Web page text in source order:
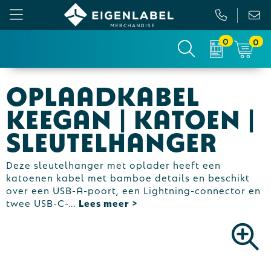
Gezichtsmaskers en mondkapjes
Werkkleding
Sportkleding & Teamwear
T-Shirts
Sweaters
Vesten
Relatiepakketten
Tassen
Anti-stress
Bidons en Sportflessen
Elektronica, Gadgets en USB
Feestartikelen
Custom made picknickkleed
Custom made sokken
Sportkratten & bidons
Custom-made paraplu
Custom-made hesjes
Custom-made onderzetters
Binnenreclame
Buitenreclame
Vlaggen
Beurs & Presentatie
Drukwerk
0 0
Oplaadkabel
Keegan | Katoen |
Sleutelhanger
Deze sleutelhanger met oplader heeft een
katoenen kabel met bamboe details en beschikt
over een USB-A-poort, een Lightning-connector en
twee USB-C-